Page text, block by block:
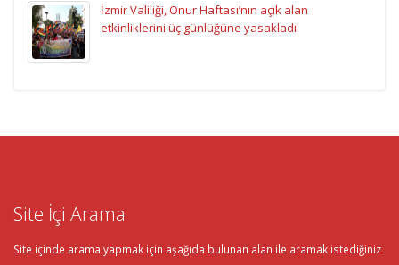
İzmir Valiliği, Onur Haftası’nın açık alan
etkinliklerini üç günlüğüne yasakladı
Site İçi Arama
Site içinde arama yapmak için aşağıda bulunan alan ile aramak istediğiniz